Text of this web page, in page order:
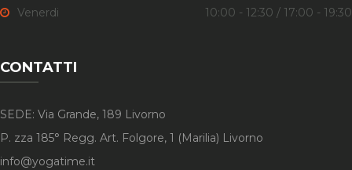
Venerdi 10:00 - 12:30 / 17:00 - 19:30
CONTATTI
SEDE: Via Grande, 189 Livorno
P. zza 185° Regg. Art. Folgore, 1 (Marilia) Livorno
info@yogatime.it